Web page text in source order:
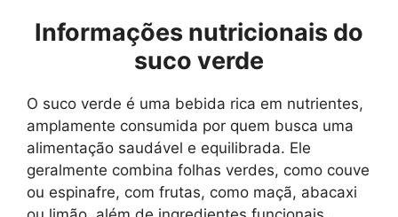
Informações nutricionais do
suco verde
O suco verde é uma bebida rica em nutrientes,
amplamente consumida por quem busca uma
alimentação saudável e equilibrada. Ele
geralmente combina folhas verdes, como couve
ou espinafre, com frutas, como maçã, abacaxi